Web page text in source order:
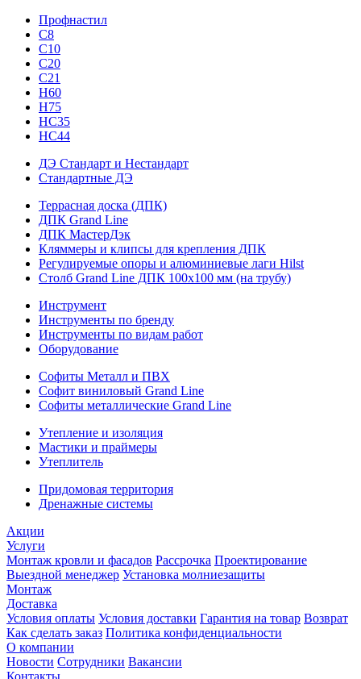
Профнастил
С8
С10
С20
С21
H60
H75
HС35
НС44
ДЭ Стандарт и Нестандарт
Стандартные ДЭ
Террасная доска (ДПК)
ДПК Grand Line
ДПК МастерДэк
Кляммеры и клипсы для крепления ДПК
Регулируемые опоры и алюминиевые лаги Hilst
Столб Grand Line ДПК 100х100 мм (на трубу)
Инструмент
Инструменты по бренду
Инструменты по видам работ
Оборудование
Софиты Металл и ПВХ
Софит виниловый Grand Line
Софиты металлические Grand Line
Утепление и изоляция
Мастики и праймеры
Утеплитель
Придомовая территория
Дренажные системы
Акции
Услуги
Монтаж кровли и фасадов Рассрочка Проектирование
Выездной менеджер Установка молниезащиты
Монтаж
Доставка
Условия оплаты Условия доставки Гарантия на товар Возврат
Как сделать заказ Политика конфиденциальности
О компании
Новости Сотрудники Вакансии
Контакты